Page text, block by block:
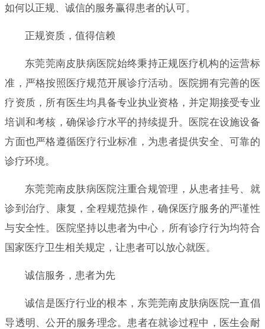
如何以正规、诚信的服务赢得患者的认可。
正规资质，值得信赖
东莞莞南皮肤病医院始终秉持正规医疗机构的运营标
准，严格按照医疗规范开展诊疗活动。医院拥有完善的医
疗资质，所有医生均具备专业执业资格，并定期接受专业
培训和考核，确保诊疗水平的持续提升。医院在设施设备
方面也严格遵循医疗行业标准，为患者提供安全、可靠的
诊疗环境。
东莞莞南皮肤病医院注重合规管理，从患者挂号、就
诊到治疗、康复，全程规范操作，确保医疗服务的严谨性
与安全性。医院坚持以患者为中心，所有诊疗行为均符合
国家医疗卫生相关规定，让患者可以放心就医。
诚信服务，患者为先
诚信是医疗行业的根本，东莞莞南皮肤病医院一直倡
导透明、公开的服务理念。患者在就诊过程中，医生会耐